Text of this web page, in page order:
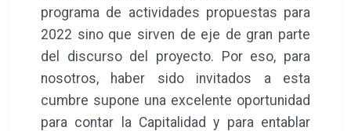
programa de actividades propuestas para
2022 sino que sirven de eje de gran parte
del discurso del proyecto. Por eso, para
nosotros, haber sido invitados a esta
cumbre supone una excelente oportunidad
para contar la Capitalidad y para entablar